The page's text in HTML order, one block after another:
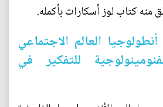
كتاب لوز أسكارات بأكمله.
العالم الاجتماعي
للتفكير في